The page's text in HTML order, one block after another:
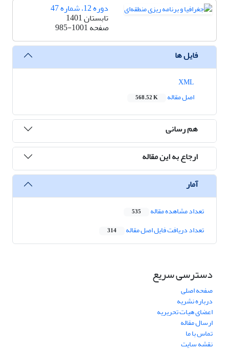
دوره 12، شماره 47
تابستان 1401
صفحه985-1001
فایل ها
اصل مقاله
568.52 K
هم رسانی
ارجاع به این مقاله
آمار
تعداد مشاهده مقاله 535
تعداد دریافت فایل اصل مقاله 314
دسترسی سریع
صفحه اصلی
درباره نشریه
اعضای هیات تحریریه
ارسال مقاله
تماس با ما
نقشه سایت